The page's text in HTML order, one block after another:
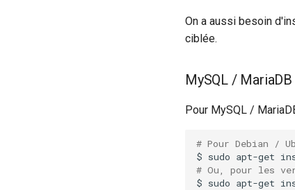
On a aussi besoin
ciblée.
MySQL / MariaDB
Pour MySQL /
# Pour Debian /
$ sudo apt-get
# Ou, pour les
$ sudo apt-get